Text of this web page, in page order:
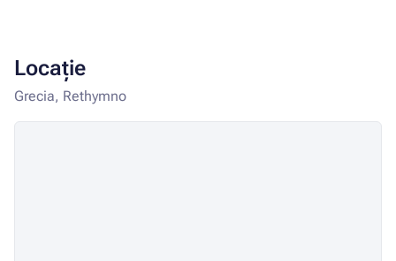
Locație
Grecia, Rethymno